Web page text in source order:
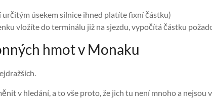
úsekem silnice ihned platíte fixní částku)
vložíte do terminálu již na sjezdu, vypočítá částku
hmot v Monaku
v hledání, a to vše proto, že jich tu není mnoho a nejsou